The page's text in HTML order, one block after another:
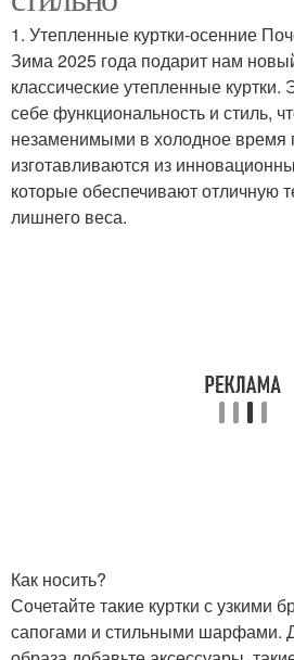
1. Утепленные куртки-осенние
Зима 2025 года подарит нам
классические утепленные куртки.
себе функциональность и стиль,
незаменимыми в холодное время
изготавливаются из
которые обеспечивают отличную
лишнего веса.
Как носить?
Сочетайте такие куртки с узкими
сапогами и стильными шарфами.